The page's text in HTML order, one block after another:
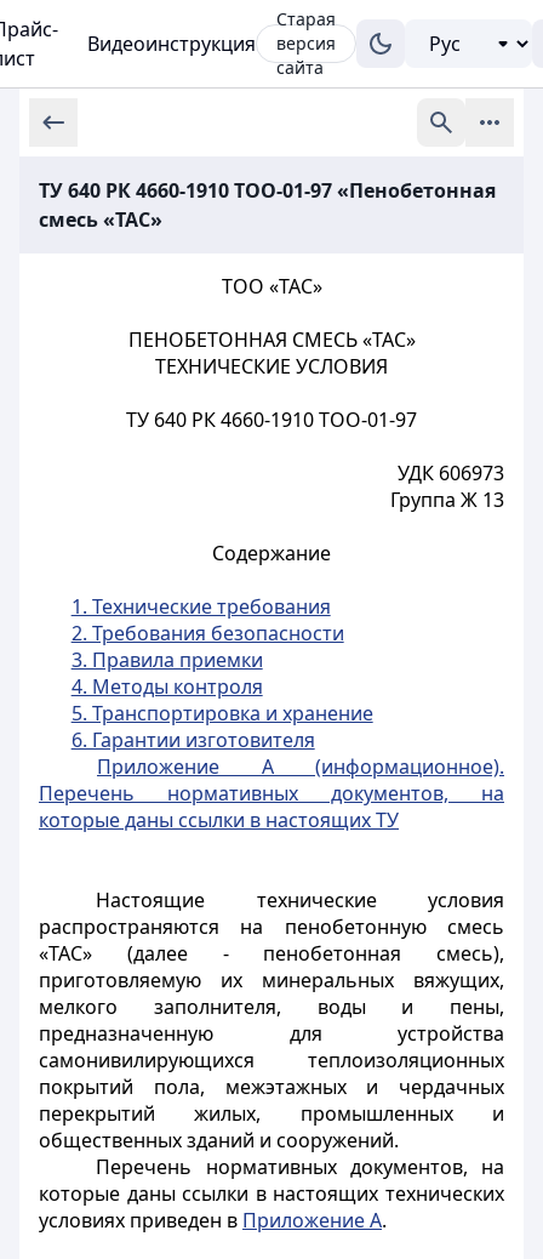
Видеоинструкция
Старая
версия
сайта
ТУ 640 РК 4660-1910 ТОО-01-97 «Пенобетонная
смесь «ТАС»
ТОО «ТАС»
ПЕНОБЕТОННАЯ СМЕСЬ «TAС»
ТЕХНИЧЕСКИЕ УСЛОВИЯ
ТУ 640 РК 4660-1910 ТОО-01-97
УДК 606973
Группа Ж 13
Содержание
1. Технические требования
2. Требования безопасности
3. Правила приемки
4. Методы контроля
5. Транспортировка и хранение
6. Гарантии изготовителя
Приложение А (информационное).
Перечень нормативных документов, на
которые даны ссылки в настоящих ТУ
Настоящие технические условия
распространяются на пенобетонную смесь
«ТАС» (далее - пенобетонная смесь),
приготовляемую их минеральных вяжущих,
мелкого заполнителя, воды и пены,
предназначенную для устройства
самонивилирующихся теплоизоляционных
покрытий пола, межэтажных и чердачных
перекрытий жилых, промышленных и
общественных зданий и сооружений.
Перечень нормативных документов, на
которые даны ссылки в настоящих технических
условиях приведен в Приложение А.